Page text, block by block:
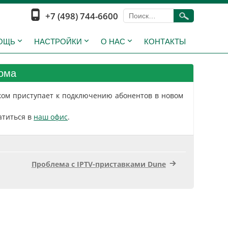
+7 (498) 744-6600
НАСТРОЙКИ О НАС КОНТАКТЫ
приступает к подключению абонентов в новом
в наш офис.
Проблема с IPTV-приставками Dune